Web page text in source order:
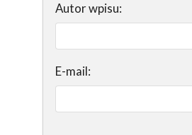
Autor wpisu:
E-mail: